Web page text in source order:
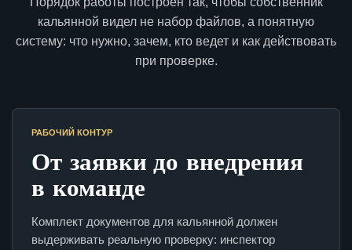
кальянной видел не набор файлов, а понятную
систему: что нужно, зачем, кто ведет и как действовать
при проверке.
РАБОЧИЙ КОНТУР
От заявки до внедрения
в команде
Комплект документов для кальянной должен
выдерживать реальную проверку: инспектор